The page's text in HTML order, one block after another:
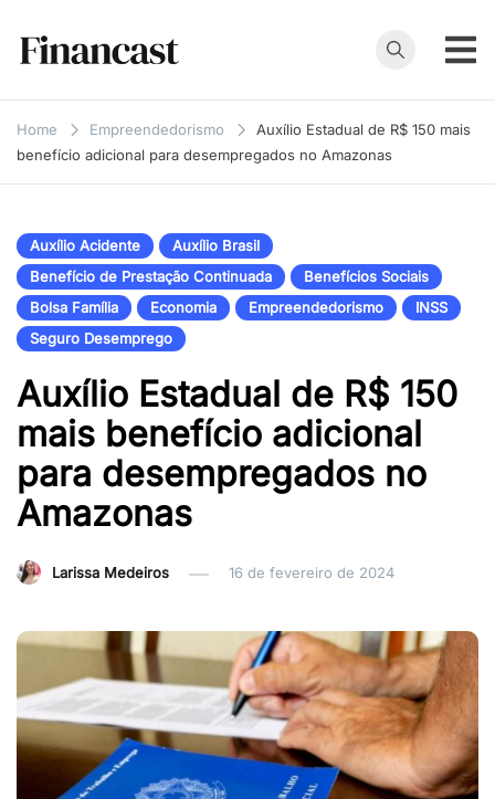
Financast
empréstimos,
as nossas
avaliações e
resenhas de
serviços
Home Empreendedorismo
Auxílio Estadual de R$ 150 mais
benefício adicional para desempregados no Amazonas
Auxílio Acidente
Auxílio Brasil
Benefício de Prestação Continuada
Benefícios Sociais
Bolsa Família
Economia Empreendedorismo
INSS
Seguro Desemprego
Auxílio Estadual de R$ 150
mais benefício adicional
para desempregados no
Amazonas
Larissa Medeiros 16 de fevereiro de 2024